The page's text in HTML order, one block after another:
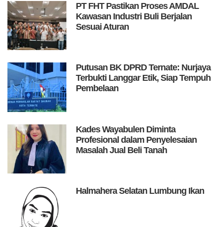
PT FHT Pastikan Proses AMDAL
Kawasan Industri Buli Berjalan
Sesuai Aturan
Putusan BK DPRD Ternate: Nurjaya
Terbukti Langgar Etik, Siap Tempuh
Pembelaan
Kades Wayabulen Diminta
Profesional dalam Penyelesaian
Masalah Jual Beli Tanah
Halmahera Selatan Lumbung Ikan